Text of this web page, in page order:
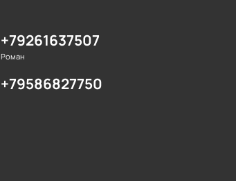
+79261637507
Роман
+79586827750